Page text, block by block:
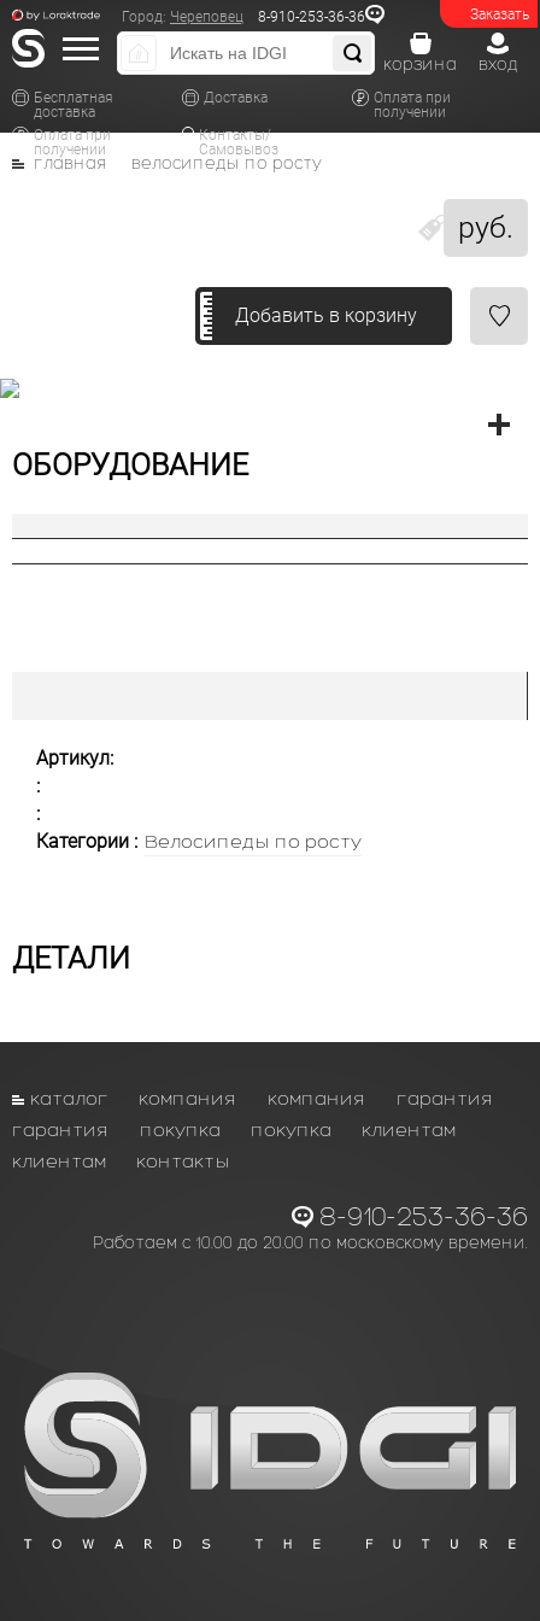
Заказать
Город: Череповец 8-910-253-36-36
Бесплатная
доставка
Доставка
Оплата при
получении
Оплата при
получении
Контакты/
Самовывоз
вход
корзина
руб.
главная велосипеды по росту
Добавить в корзину
ОБОРУДОВАНИЕ
Артикул:
:
:
Категории : Велосипеды по росту
ДЕТАЛИ
каталог компания компания
гарантия
гарантия
покупка покупка
клиентам
клиентам
контакты
8-910-253-36-36
Работаем с 10.00 до 20.00 по московскому времени.